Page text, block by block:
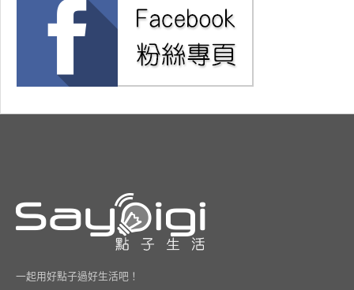
一起用好點子過好生活吧！